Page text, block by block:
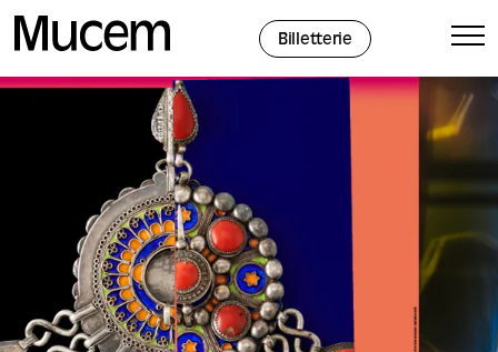
Billetterie